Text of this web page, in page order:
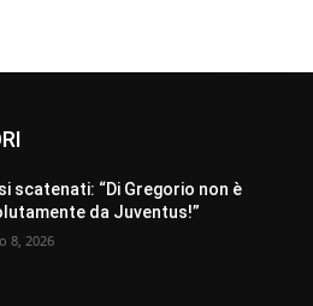
scatenati: “Di Gregorio non è
da Juventus!”
8, 2026